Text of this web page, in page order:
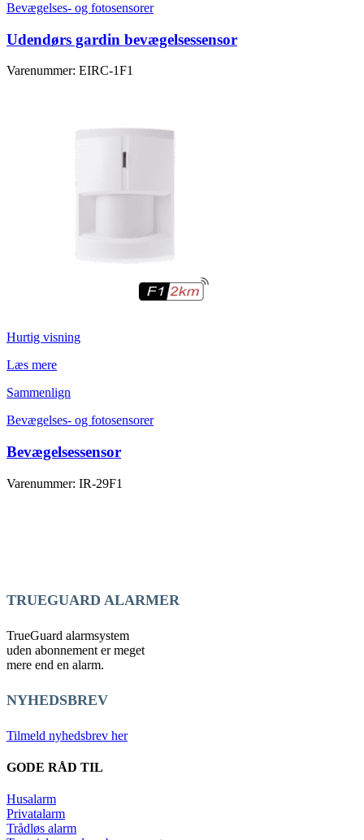
Bevægelses- og fotosensorer
Udendørs gardin bevægelsessensor
Varenummer: EIRC-1F1
Hurtig visning
Læs mere
Sammenlign
Bevægelses- og fotosensorer
Bevægelsessensor
Varenummer: IR-29F1
TRUEGUARD ALARMER
TrueGuard alarmsystem
uden abonnement er meget
mere end en alarm.
NYHEDSBREV
Tilmeld nyhedsbrev her
GODE RÅD TIL
Husalarm
Privatalarm
Trådløs alarm